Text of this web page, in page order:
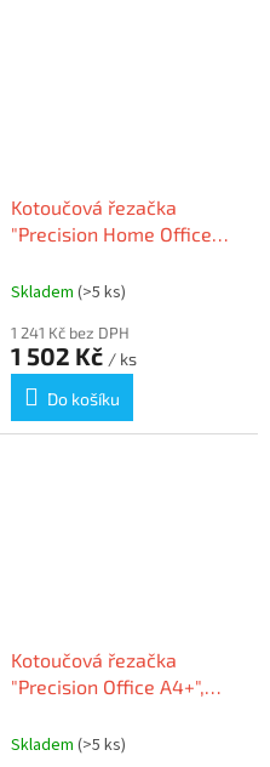
Kotoučová řezačka
"Precision Home Office
90260000
Skladem (>5 ks)
1 241 Kč bez DPH
1 502 Kč / ks
Do košíku
Kotoučová řezačka
"Precision Office A4+",
90270000
Skladem (>5 ks)